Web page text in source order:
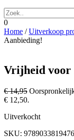
0
Home /Uitverkoop
Aanbieding!
Vrijheid voor
€14,95
€ 12,50.
Uitverkocht
SKU: 9789033819476